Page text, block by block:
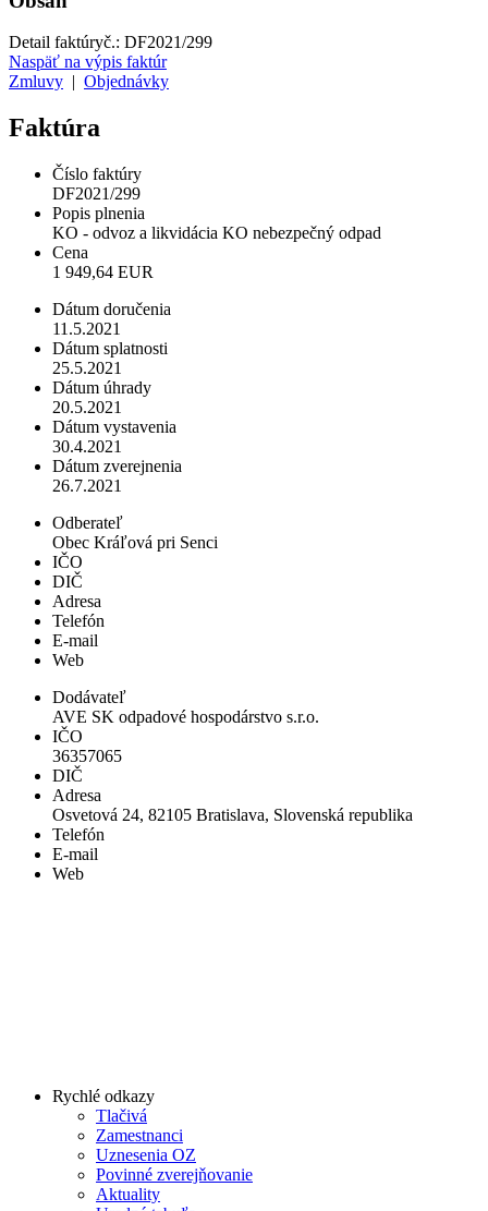
Detail faktúryč.: DF2021/299
Naspäť na výpis faktúr
Zmluvy
Objednávky
Faktúra
Číslo faktúry
DF2021/299
Popis plnenia
KO - odvoz a likvidácia KO nebezpečný odpad
Cena
1 949,64 EUR
Dátum doručenia
11.5.2021
Dátum splatnosti
25.5.2021
Dátum úhrady
20.5.2021
Dátum vystavenia
30.4.2021
Dátum zverejnenia
26.7.2021
Odberateľ
Obec Kráľová pri Senci
IČO
DIČ
Adresa
Telefón
E-mail
Web
Dodávateľ
AVE SK odpadové hospodárstvo s.r.o.
IČO
36357065
DIČ
Adresa
Osvetová 24, 82105 Bratislava, Slovenská republika
Telefón
E-mail
Web
Rychlé odkazy
Tlačivá
Zamestnanci
Uznesenia OZ
Povinné zverejňovanie
Aktuality